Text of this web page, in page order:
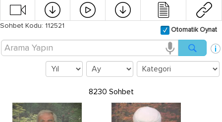
Sohbet Kodu: 112521
Otomatik Oynat
8230 Sohbet